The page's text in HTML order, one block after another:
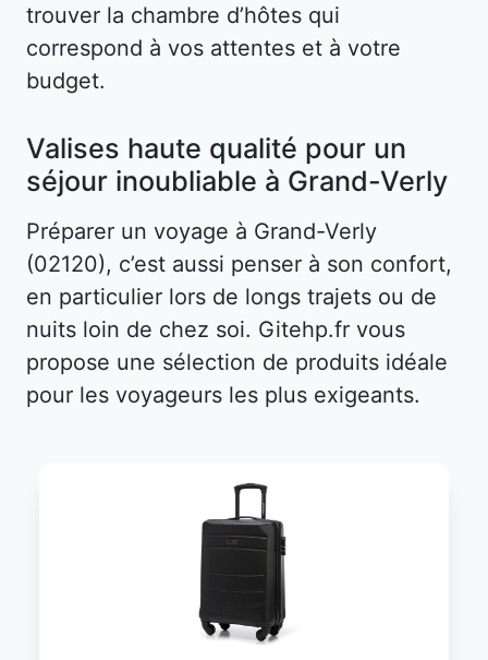
trouver la chambre d’hôtes qui
correspond à vos attentes et à votre
budget.
Valises haute qualité pour un
séjour inoubliable à Grand-Verly
Préparer un voyage à Grand-Verly
(02120), c’est aussi penser à son confort,
en particulier lors de longs trajets ou de
nuits loin de chez soi. Gitehp.fr vous
propose une sélection de produits idéale
pour les voyageurs les plus exigeants.